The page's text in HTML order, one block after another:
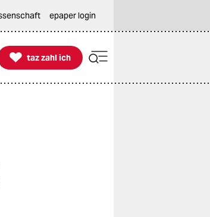
epaper login

taz zahl ich
taz zahl ich